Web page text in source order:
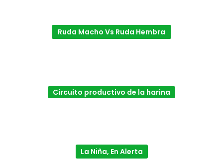
Ruda Macho Vs Ruda Hembra
Circuito productivo de la harina
La Niña, En Alerta